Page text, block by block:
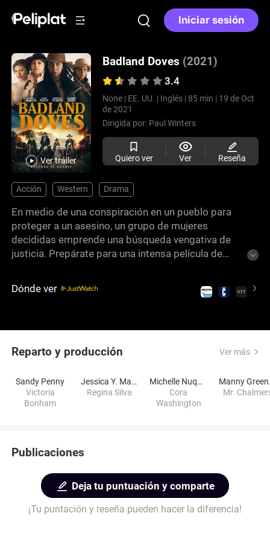
Iniciar sesión
Ver tráiler
Badland Doves (2021)
3.4
None | EE. UU. | Inglés | 85 min | 19 de Oct
de 2021
Dirigida por: Paul Winters
Quiero ver Ver Reseña
Acción Western Drama
En medio de una conspiración en un pueblo para
proteger a un asesino, un grupo de mujeres
decididas emprende una búsqueda vengativa de
justicia. Prepárate para una intensa película de
venganza.
Dónde ver
Reparto y producción Ver más
Sandy Penny
Victoria
Bonham
Jessica Y. Martin
Regina Silva
Michelle Nuquay
Cora
Washington
Mr.
Publicaciones
Deja tu puntuación y comparte
¡Tu puntación y reseña pueden hacer la diferencia!